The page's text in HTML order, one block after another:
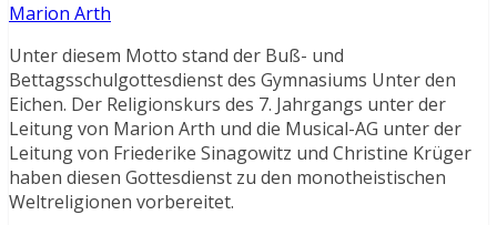
Marion Arth
Unter diesem Motto stand der Buß- und
Bettagsschulgottesdienst des Gymnasiums Unter den
Eichen. Der Religionskurs des 7. Jahrgangs unter der
Leitung von Marion Arth und die Musical-AG unter der
Leitung von Friederike Sinagowitz und Christine Krüger
haben diesen Gottesdienst zu den monotheistischen
Weltreligionen vorbereitet.